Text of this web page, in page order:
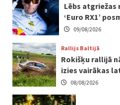
Lēbs
‘Euro RX1’
09/08/2026
Rallijs Baltijā
Rokišķu rallijā
izies vairākas
08/08/2026